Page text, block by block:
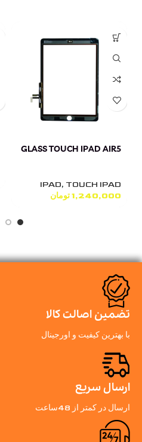
GLASS TOUCH IPAD AIR5
IPAD, TOUCH IPAD
1,240,000تومان
تضمین اصالت کالا
با بهترین کیفیت و اورجینال
ارسال سریع
ارسال در کمتر از 48ساعت